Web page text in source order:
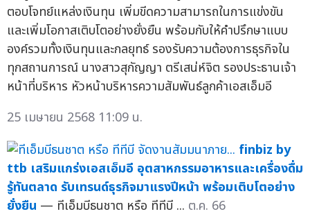
ตอบโจทย์แหล่งเงินทุน เพิ่มขีดความสามารถในการแข่งขัน
และเพิ่มโอกาสเติบโตอย่างยั่งยืน พร้อมกับให้คำปรึกษาแบบ
องค์รวมทั้งเงินทุนและกลยุทธ์ รองรับความต้องการธุรกิจใน
ทุกสถานการณ์ นางสาวสุกัญญา ตรีเสน่ห์จิต รองประธานเจ้า
หน้าที่บริหาร หัวหน้าบริหารความสัมพันธ์ลูกค้าเอสเอ็มอี
25 เมษายน 2568 11:09 น.
finbiz by
ttb เสริมแกร่งเอสเอ็มอี อุตสาหกรรมอาหารและเครื่องดื่ม
รู้ทันตลาด รับเทรนด์ธุรกิจมาแรงปีหน้า พร้อมเติบโตอย่าง
ยั่งยืน — ทีเอ็มบีธนชาต หรือ ทีทีบี ... ต.ค. 66